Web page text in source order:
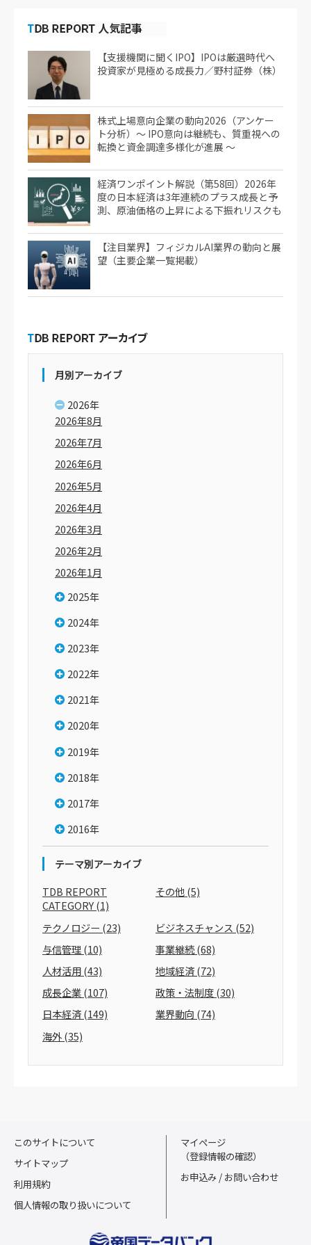
【支援機関に聞くIPO】IPOは厳選時代へ
投資家が見極める成長力／野村証券（株）
株式上場意向企業の動向2026（アンケー
ト分析）～ IPO意向は継続も、質重視への
転換と資金調達多様化が進展 ～
経済ワンポイント解説（第58回）2026年
度の日本経済は3年連続のプラス成長と予
測、原油価格の上昇による下振れリスクも
【注目業界】フィジカルAI業界の動向と展
望（主要企業一覧掲載）
月別アーカイブ
2026年
2026年8月
2026年7月
2026年6月
2026年5月
2026年4月
2026年3月
2026年2月
2026年1月
2025年
2024年
2023年
2022年
2021年
2020年
2019年
2018年
2017年
2016年
テーマ別アーカイブ
TDB REPORT
CATEGORY(1)
その他(5)
テクノロジー (23) ビジネスチャンス (52)
与信管理(10) 事業継続(68)
人材活用(43) 地域経済(72)
成長企業(107) 政策・法制度(30)
日本経済(149) 業界動向 (74)
海外(35)
このサイトについて
サイトマップ
利用規約
個人情報の取り扱いについて
マイページ
（登録情報の確認）
お申込み / お問い合わせ